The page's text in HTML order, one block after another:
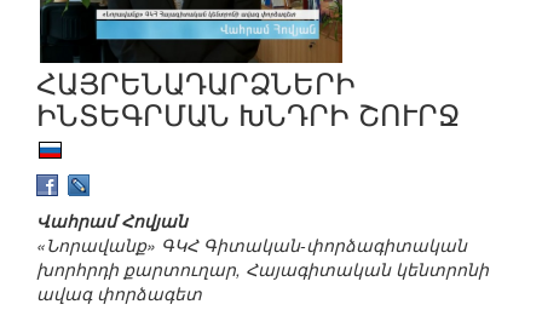
ՀԱՅՐԵՆԱԴԱՐՁՆԵՐԻ
ԻՆՏԵԳՐՄԱՆ ԽՆԴՐԻ ՇՈՒՐՋ
Վահրամ Հովյան
«Նորավանք» ԳԿՀ Գիտական-փորձագիտական
խորհրդի քարտուղար, Հայագիտական կենտրոնի
ավագ փորձագետ